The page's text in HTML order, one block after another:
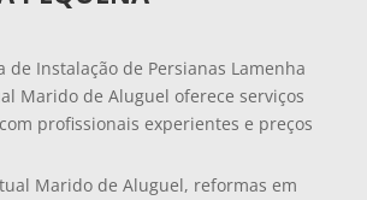
de Instalação de Persianas Lamenha
Marido de Aluguel oferece serviços
profissionais experientes e preços
Marido de Aluguel, reformas em